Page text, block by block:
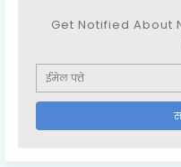
Get Notified About